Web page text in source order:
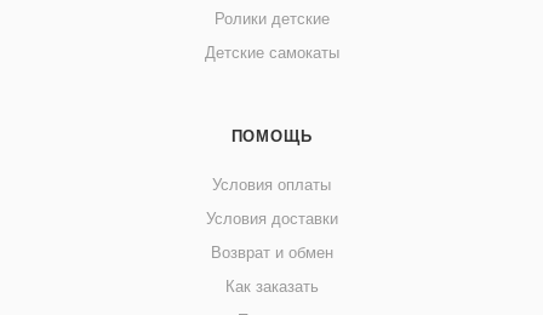
Ролики детские
Детские самокаты
ПОМОЩЬ
Условия оплаты
Условия доставки
Возврат и обмен
Как заказать